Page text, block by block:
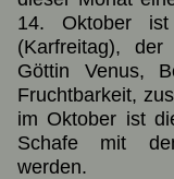
14. Oktober
(Karfreitag),
Göttin Venus,
Fruchtbarkeit,
im Oktober ist
Schafe mit
werden.